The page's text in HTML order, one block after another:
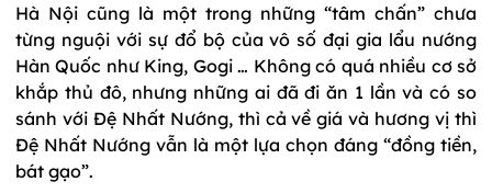
Hà Nội cũng là một trong những “tâm chấn” chưa
từng nguội với sự đổ bộ của vô số đại gia lẩu nướng
Hàn Quốc như King, Gogi … Không có quá nhiều cơ sở
khắp thủ đô, nhưng những ai đã đi ăn 1 lần và có so
sánh với Đệ Nhất Nướng, thì cả về giá và hương vị thì
Đệ Nhất Nướng vẫn là một lựa chọn đáng “đồng tiền,
bát gạo”.